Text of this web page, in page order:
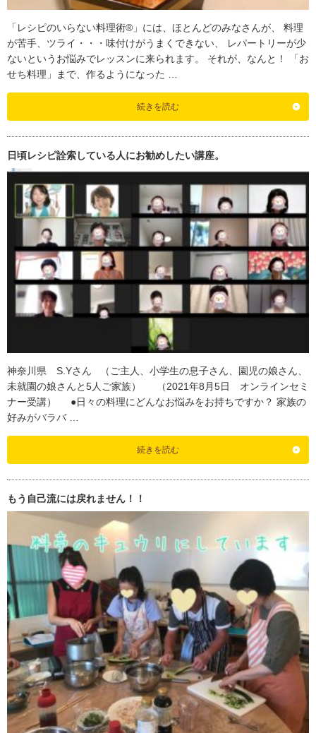
「レシピのいらない料理術®」には、ほとんどのみなさんが、 料理
が苦手、ツライ・・・味付けがうまくできない、 レパートリーが少
ないというお悩みでレッスンに来られます。 それが、なんと！ 「お
せち料理」まで、作るようになった …
続きを読む
日頃レシピ詮索している人にお勧めしたい講座。
神奈川県 S.Yさん （ご主人、小学生の息子さん、園児の娘さん、
未就園の娘さんと5人ご家族） （2021年8月5日 オンラインセミ
ナー受講） ●日々の料理にどんなお悩みをお持ちですか？ 家族の
好みがバラバ …
続きを読む
もう自己流には戻れません！！